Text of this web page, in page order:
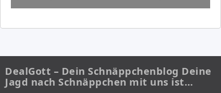
DealGott – Dein Schnäppchenblog Deine
Jagd nach Schnäppchen mit uns ist…